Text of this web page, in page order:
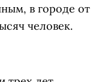
в городе от
человек.